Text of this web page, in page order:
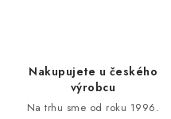
Nakupujete u českého
výrobcu
Na trhu sme od roku 1996.